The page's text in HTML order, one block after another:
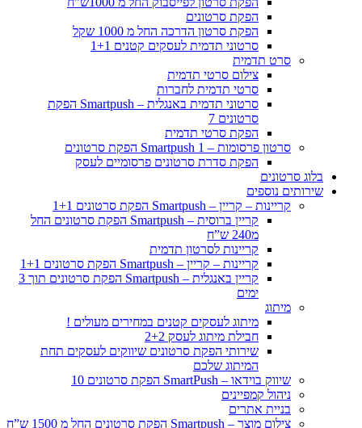
הפקת סרטונים
הפקת סרטון הדרכה החל מ 1000 שקל
סרטוני תדמית לעסקים קטנים 1+1
סרט תדמית
צילום סרטי תדמית
סרטי תדמית לחברות
סרטוני תדמית באנגלית – Smartpush הפקת
סרטונים 7
הפקת סרטי תדמית
סרטון פרסומות – Smartpush 1 הפקת סרטונים
הפקת סדרת סרטונים פרסומיים לעסק
בלוג סרטונים
שירותים נוספים
קריינות – קריין – Smartpush הפקת סרטונים 1+1
קריין ברוסית – Smartpush הפקת סרטונים החל
מ240 ש”ח
קריינות לסרטון תדמית
קריינות – קריין – Smartpush הפקת סרטונים 1+1
קריין באנגלית – Smartpush הפקת סרטונים תוך 3
ימים
מיתוג
מיתוג לעסקים קטנים במחירים מעולים !
חבילת מיתוג לעסק 2+2
שירותי הפקת סרטונים שיווקים לעסקים תחת
המיתוג שלכם
שיווק בוידאו – SmartPush הפקת סרטונים 10
ניהול קמפיינים
בניית אתרים
צילום מוצר – Smartpush הפקת סרטונים החל מ 1500 ש”ח